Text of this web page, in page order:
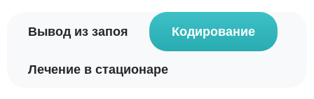
Вывод из запоя Кодирование
Лечение в стационаре